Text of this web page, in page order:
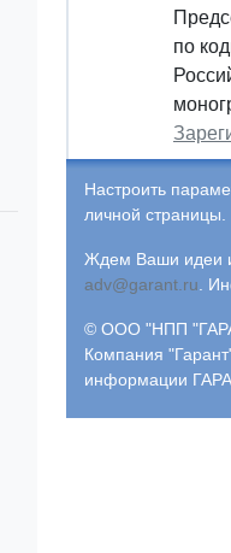
по
Настроить
личной страницы.
Ждем Ваши идеи
adv@garant.ru
© ООО "НПП
Компания
информации